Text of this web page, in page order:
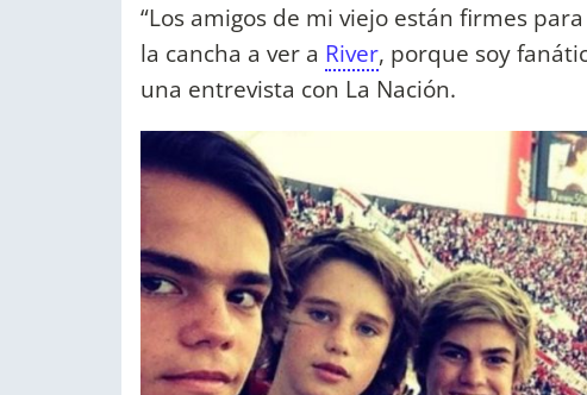
“Los amigos de mi viejo están firmes
la cancha a ver a River, porque soy
una entrevista con La Nación.